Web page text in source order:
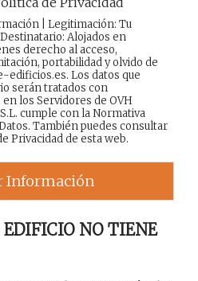
| Legitimación: Tu
Alojados en
derecho al acceso,
portabilidad y olvido de
Los datos que
serán tratados con
los Servidores de OVH
cumple con la Normativa
También puedes consultar
Privacidadde esta web.
Información
EDIFICIO NO TIENE